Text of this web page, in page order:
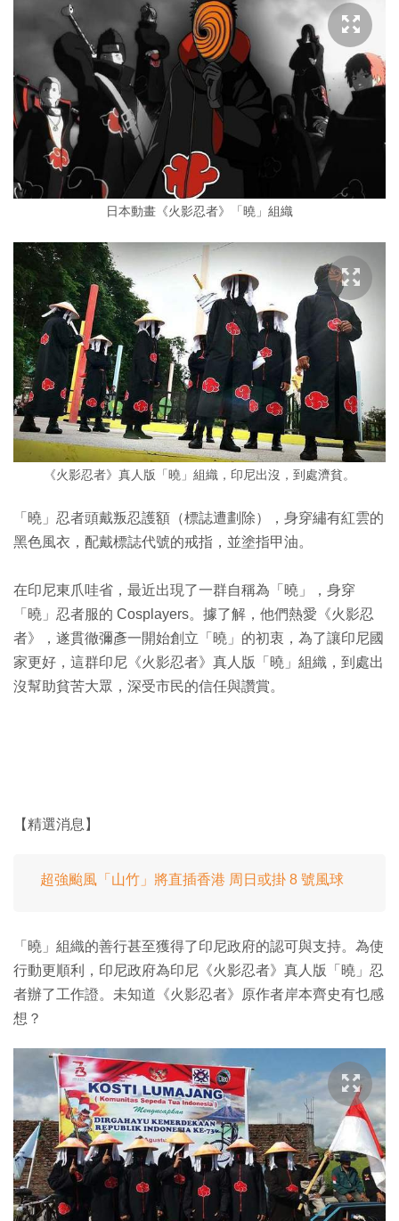
日本動畫《火影忍者》「曉」組織
《火影忍者》真人版「曉」組織，印尼出沒，到處濟貧。
「曉」忍者頭戴叛忍護額（標誌遭劃除），身穿繡有紅雲的
黑色風衣，配戴標誌代號的戒指，並塗指甲油。
在印尼東爪哇省，最近出現了一群自稱為「曉」，身穿
「曉」忍者服的 Cosplayers。據了解，他們熱愛《火影忍
者》，遂貫徹彌彥一開始創立「曉」的初衷，為了讓印尼國
家更好，這群印尼《火影忍者》真人版「曉」組織，到處出
沒幫助貧苦大眾，深受市民的信任與讚賞。
【精選消息】
超強颱風「山竹」將直插香港 周日或掛 8 號風球
「曉」組織的善行甚至獲得了印尼政府的認可與支持。為使
行動更順利，印尼政府為印尼《火影忍者》真人版「曉」忍
者辦了工作證。未知道《火影忍者》原作者岸本齊史有乜感
想？